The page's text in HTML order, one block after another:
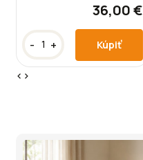
36,00 €
- +
‹ ›